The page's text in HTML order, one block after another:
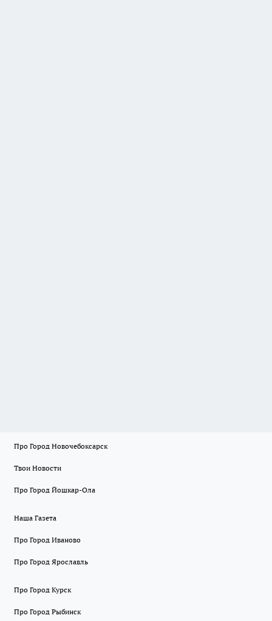
Про Город Новочебоксарск
Твои Новости
Про Город Йошкар-Ола
Наша Газета
Про Город Иваново
Про Город Ярославль
Про Город Курск
Про Город Рыбинск